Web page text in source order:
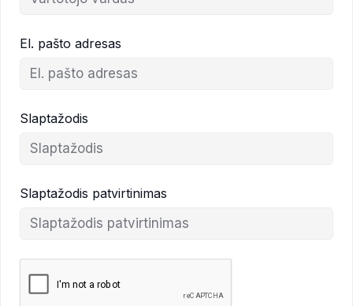
El. pašto adresas
Slaptažodis
Slaptažodis patvirtinimas